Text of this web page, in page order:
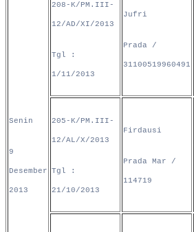
Senin
9
Desember
2013
208-K/PM.III-
12/AD/XI/2013
Tgl :
1/11/2013
Jufri
Prada /
31100519960491
205-K/PM.III-
12/AL/X/2013
Tgl :
21/10/2013
Firdausi
Prada Mar /
114719